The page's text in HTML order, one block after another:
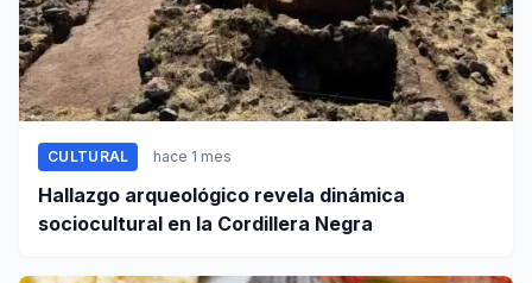
CULTURAL hace 1 mes
Hallazgo arqueológico revela dinámica
sociocultural en la Cordillera Negra